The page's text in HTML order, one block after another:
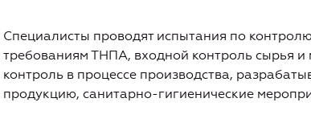
Специалисты проводят испытания по
требованиям ТНПА, входной контроль сырья
контроль в процессе производства,
продукцию, санитарно-гигиенические